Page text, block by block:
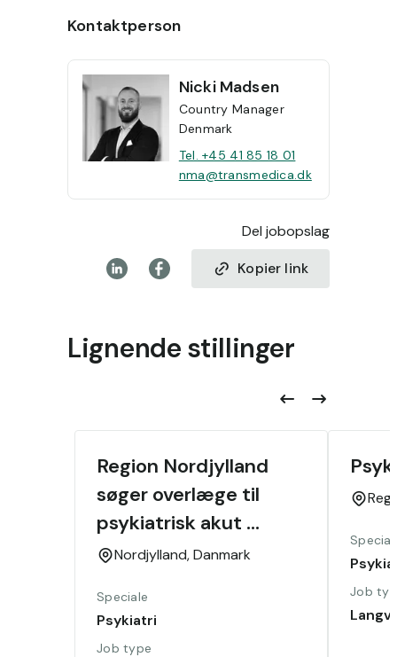
Kontaktperson
Nicki Madsen
Country Manager
Denmark
Tel. +45 41 85 18 01
nma@transmedica.dk
Del jobopslag
Kopier link
Lignende stillinger
Region Nordjylland
søger overlæge til
psykiatrisk akut
område
Nordjylland,Danmark
Speciale
Psykiatri
Job type
Job